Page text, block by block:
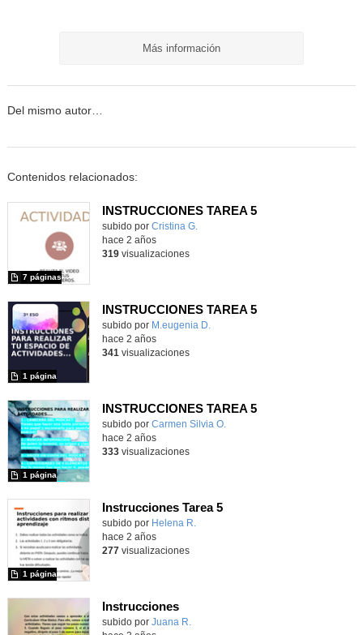
Más información
Del mismo autor…
Contenidos relacionados:
INSTRUCCIONES TAREA 5
Contenido educativo.
subido por Cristina G.
7 páginas
hace 2 años
319visualizaciones
INSTRUCCIONES TAREA 5
Contenido educativo.
subido por M.eugenia D.
1 página
hace 2 años
341 visualizaciones
INSTRUCCIONES TAREA 5
Contenido educativo.
subido por Carmen Silvia O.
1 página
hace 2 años
333visualizaciones
Instrucciones Tarea 5
Contenido educativo.
subido por Helena R.
1 página
hace 2 años
277 visualizaciones
Instrucciones
Contenido educativo.
subido por Juana R.